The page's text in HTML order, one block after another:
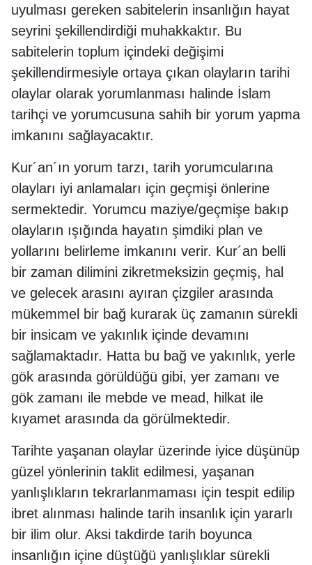
uyulması gereken sabitelerin insanlığın hayat
seyrini şekillendirdiği muhakkaktır. Bu
sabitelerin toplum içindeki değişimi
şekillendirmesiyle ortaya çıkan olayların tarihi
olaylar olarak yorumlanması halinde İslam
tarihçi ve yorumcusuna sahih bir yorum yapma
imkanını sağlayacaktır.
Kur´an´ın yorum tarzı, tarih yorumcularına
olayları iyi anlamaları için geçmişi önlerine
sermektedir. Yorumcu maziye/geçmişe bakıp
olayların ışığında hayatın şimdiki plan ve
yollarını belirleme imkanını verir. Kur´an belli
bir zaman dilimini zikretmeksizin geçmiş, hal
ve gelecek arasını ayıran çizgiler arasında
mükemmel bir bağ kurarak üç zamanın sürekli
bir insicam ve yakınlık içinde devamını
sağlamaktadır. Hatta bu bağ ve yakınlık, yerle
gök arasında görüldüğü gibi, yer zamanı ve
gök zamanı ile mebde ve mead, hilkat ile
kıyamet arasında da görülmektedir.
Tarihte yaşanan olaylar üzerinde iyice düşünüp
güzel yönlerinin taklit edilmesi, yaşanan
yanlışlıkların tekrarlanmaması için tespit edilip
ibret alınması halinde tarih insanlık için yararlı
bir ilim olur. Aksi takdirde tarih boyunca
insanlığın içine düştüğü yanlışlıklar sürekli